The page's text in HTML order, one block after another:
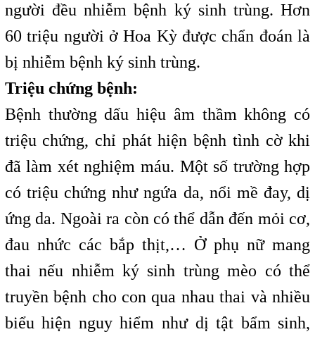
người đều nhiễm bệnh ký sinh trùng. Hơn
60 triệu người ở Hoa Kỳ được chẩn đoán là
bị nhiễm bệnh ký sinh trùng.
Triệu chứng bệnh:
Bệnh thường dấu hiệu âm thầm không có
triệu chứng, chỉ phát hiện bệnh tình cờ khi
đã làm xét nghiệm máu. Một số trường hợp
có triệu chứng như ngứa da, nổi mề đay, dị
ứng da. Ngoài ra còn có thể dẫn đến mỏi cơ,
đau nhức các bắp thịt,… Ở phụ nữ mang
thai nếu nhiễm ký sinh trùng mèo có thể
truyền bệnh cho con qua nhau thai và nhiều
biểu hiện nguy hiểm như dị tật bẩm sinh,